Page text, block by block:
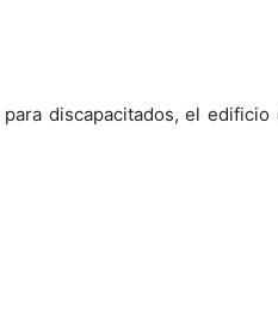
discapacitados, el